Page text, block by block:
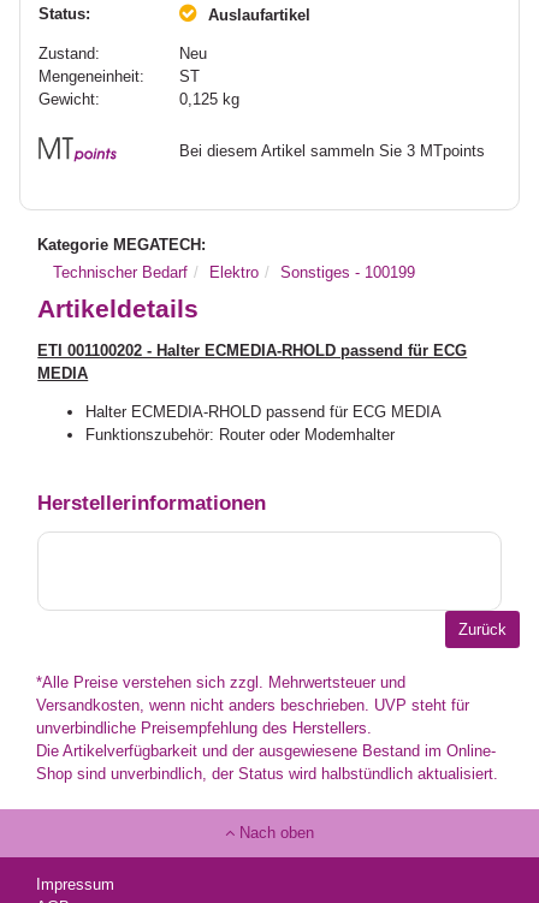
Status:
Auslaufartikel
Zustand:
Neu
Mengeneinheit:
ST
Gewicht:
0,125 kg
Bei diesem Artikel sammeln Sie 3 MTpoints
Kategorie MEGATECH:
Technischer Bedarf
Elektro Sonstiges - 100199
Artikeldetails
ETI 001100202 - Halter ECMEDIA-RHOLD passend für ECG
MEDIA
Halter ECMEDIA-RHOLD passend für ECG MEDIA
Funktionszubehör: Router oder Modemhalter
Herstellerinformationen
*Alle Preise verstehen sich zzgl. Mehrwertsteuer und
Versandkosten, wenn nicht anders beschrieben. UVP steht für
unverbindliche Preisempfehlung des Herstellers.
Die Artikelverfügbarkeit und der ausgewiesene Bestand im Online-
Shop sind unverbindlich, der Status wird halbstündlich aktualisiert.
Nach oben
Impressum